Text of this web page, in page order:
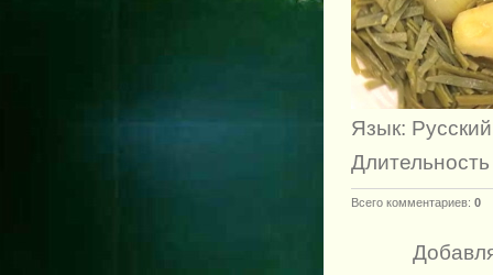
Язык: Русский
Всего комментариев: 0